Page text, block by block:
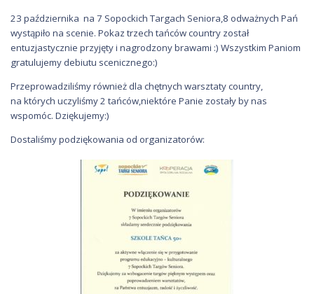
23 października na 7 Sopockich Targach Seniora,8 odważnych Pań
wystąpiło na scenie. Pokaz trzech tańców country został
entuzjastycznie przyjęty i nagrodzony brawami :) Wszystkim Paniom
gratulujemy debiutu scenicznego:)
Przeprowadziliśmy również dla chętnych warsztaty country,
na których uczyliśmy 2 tańców,niektóre Panie zostały by nas
wspomóc. Dziękujemy:)
Dostaliśmy podziękowania od organizatorów: